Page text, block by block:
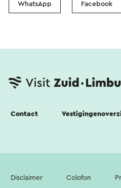
WhatsApp Facebook
Contact
Disclaimer Colofon